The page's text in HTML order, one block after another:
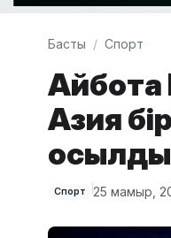
Басты Спорт
Айбота
Азия
қосылды
Спорт 25 мамыр,